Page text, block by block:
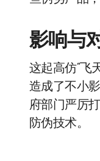
影响与
这起高仿“飞
造成了不小
府部门严厉
防伪技术。